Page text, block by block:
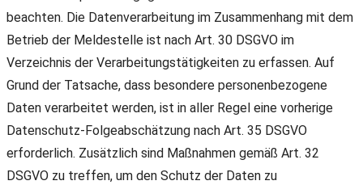
beachten. Die Datenverarbeitung im Zusammenhang mit dem
Betrieb der Meldestelle ist nach Art. 30 DSGVO im
Verzeichnis der Verarbeitungstätigkeiten zu erfassen. Auf
Grund der Tatsache, dass besondere personenbezogene
Daten verarbeitet werden, ist in aller Regel eine vorherige
Datenschutz-Folgeabschätzung nach Art. 35 DSGVO
erforderlich. Zusätzlich sind Maßnahmen gemäß Art. 32
DSGVO zu treffen, um den Schutz der Daten zu